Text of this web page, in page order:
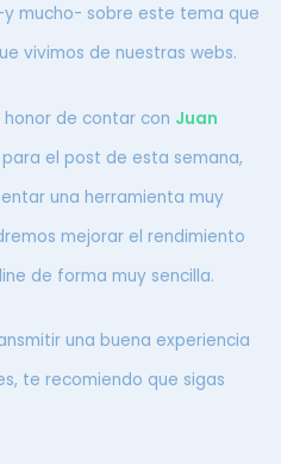
mucho- sobre este tema que
vivimos de nuestras webs.
de contar con Juan
para el post de esta semana,
una herramienta muy
mejorar el rendimiento
de forma muy sencilla.
una buena experiencia
te recomiendo que sigas